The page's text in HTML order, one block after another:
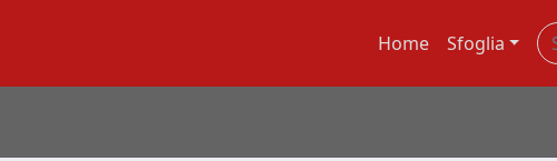
Home Sfoglia